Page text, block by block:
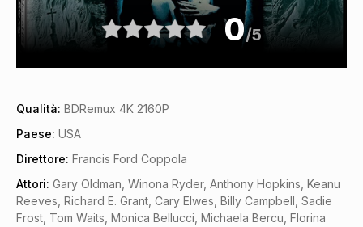
0/5
Qualità: BDRemux 4K 2160P
Paese: USA
Direttore: Francis Ford Coppola
Attori: Gary Oldman, Winona Ryder, Anthony Hopkins, Keanu
Reeves, Richard E. Grant, Cary Elwes, Billy Campbell, Sadie
Frost, Tom Waits, Monica Bellucci, Michaela Bercu, Florina